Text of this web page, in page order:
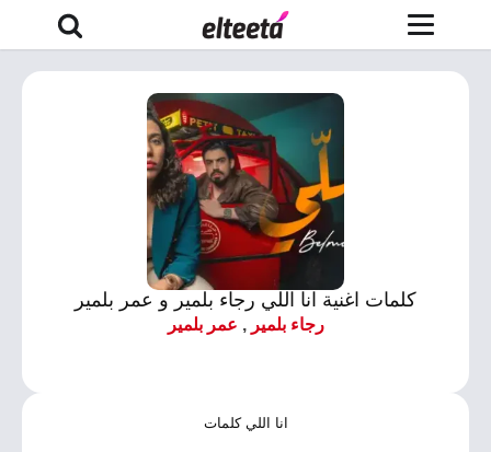
كلمات اغنية انا اللي رجاء بلمير و عمر بلمير
رجاء بلمير , عمر بلمير
انا اللي كلمات